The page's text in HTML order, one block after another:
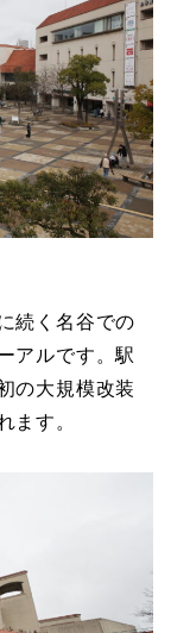
続く名谷での
アルです。駅
の大規模改装
ます。